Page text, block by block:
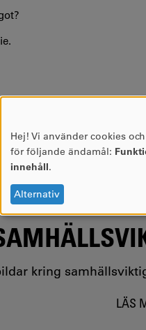
kring
LÄS
ANVÄNDNING
AV
OCH
COOKIES
Hej! Vi använder cookies
för följande ändamål:
innehåll.
Alternativ